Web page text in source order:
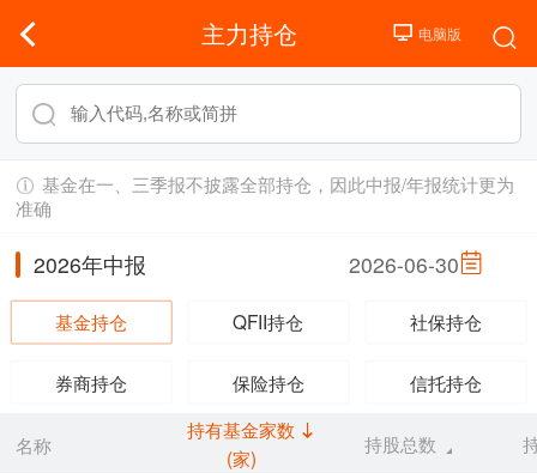
主力持仓
基金在一、三季报不披露全部持仓，因此中报/年报统计更为
准确
2026年中报 2026-06-30
基金持仓 QFII持仓 社保持仓
券商持仓 保险持仓 信托持仓
名称
持有基金家数
(家)
持股总数